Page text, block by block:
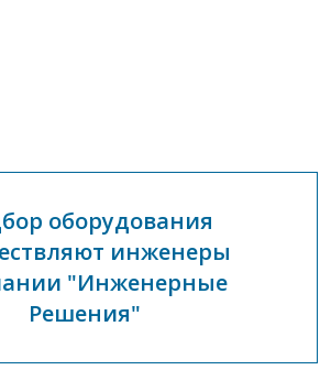
оборудования
инженеры
"Инженерные
Решения"